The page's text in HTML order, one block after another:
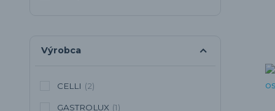
Výrobca
CELLI (2)
GASTROLUX (1)